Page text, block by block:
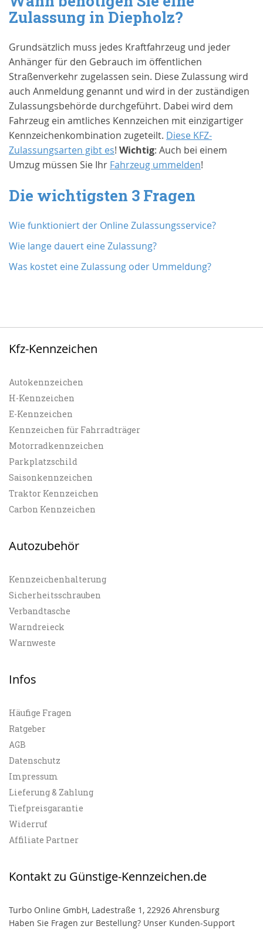
Zulassung in Diepholz?
Grundsätzlich muss jedes Kraftfahrzeug und jeder
Anhänger für den Gebrauch im öffentlichen
Straßenverkehr zugelassen sein. Diese Zulassung wird
auch Anmeldung genannt und wird in der zuständigen
Zulassungsbehörde durchgeführt. Dabei wird dem
Fahrzeug ein amtliches Kennzeichen mit einzigartiger
Kennzeichenkombination zugeteilt. Diese KFZ-
Zulassungsarten gibt es! Wichtig: Auch bei einem
Umzug müssen Sie Ihr Fahrzeug ummelden!
Die wichtigsten 3 Fragen
Wie funktioniert der Online Zulassungsservice?
Wie lange dauert eine Zulassung?
Was kostet eine Zulassung oder Ummeldung?
Kfz-Kennzeichen
Autokennzeichen
H-Kennzeichen
E-Kennzeichen
Kennzeichen für Fahrradträger
Motorradkennzeichen
Parkplatzschild
Saisonkennzeichen
Traktor Kennzeichen
Carbon Kennzeichen
Autozubehör
Kennzeichenhalterung
Sicherheitsschrauben
Verbandtasche
Warndreieck
Warnweste
Infos
Häufige Fragen
Ratgeber
AGB
Datenschutz
Impressum
Lieferung & Zahlung
Tiefpreisgarantie
Widerruf
Affiliate Partner
Kontakt zu Günstige-Kennzeichen.de
Turbo Online GmbH, Ladestraße 1, 22926 Ahrensburg
Haben Sie Fragen zur Bestellung? Unser Kunden-Support